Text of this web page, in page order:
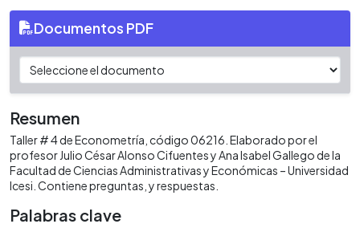
Documentos PDF
Resumen
Taller # 4 de Econometría, código 06216. Elaborado por el
profesor Julio César Alonso Cifuentes y Ana Isabel Gallego de la
Facultad de Ciencias Administrativas y Económicas – Universidad
Icesi. Contiene preguntas, y respuestas.
Palabras clave